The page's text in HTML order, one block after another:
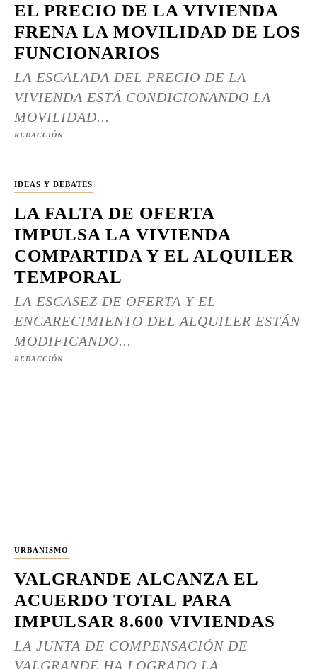
EL PRECIO DE LA VIVIENDA
FRENA LA MOVILIDAD DE LOS
FUNCIONARIOS
LA ESCALADA DEL PRECIO DE LA
VIVIENDA ESTÁ CONDICIONANDO LA
MOVILIDAD...
REDACCIÓN
IDEAS Y DEBATES
LA FALTA DE OFERTA
IMPULSA LA VIVIENDA
COMPARTIDA Y EL ALQUILER
TEMPORAL
LA ESCASEZ DE OFERTA Y EL
ENCARECIMIENTO DEL ALQUILER ESTÁN
MODIFICANDO...
REDACCIÓN
URBANISMO
VALGRANDE ALCANZA EL
ACUERDO TOTAL PARA
IMPULSAR 8.600 VIVIENDAS
LA JUNTA DE COMPENSACIÓN DE
VALGRANDE HA LOGRADO LA